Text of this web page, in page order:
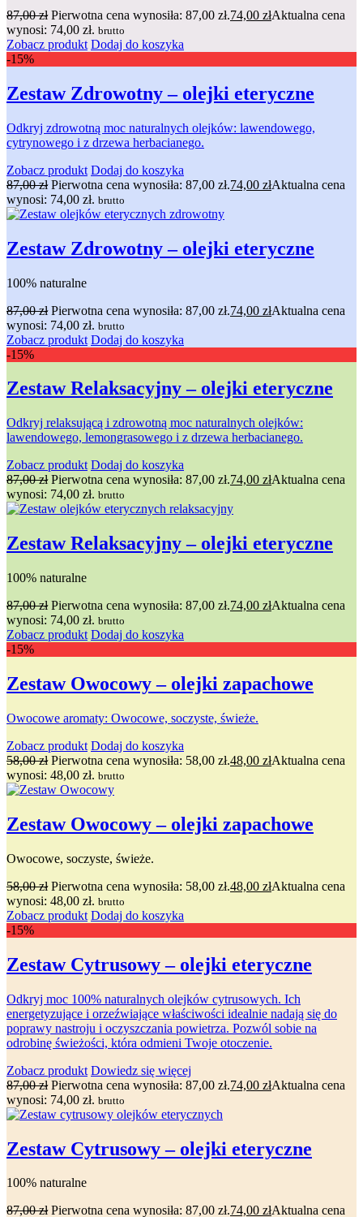
87,00zł Pierwotna cena wynosiła: 87,00 zł.74,00 złAktualna cena
wynosi: 74,00 zł. brutto
Zobacz produkt Dodaj do koszyka
-15%
Zestaw Zdrowotny – olejki eteryczne
Odkryj zdrowotną moc naturalnych olejków: lawendowego,
cytrynowego i z drzewa herbacianego.
Zobacz produkt Dodaj do koszyka
87,00zł Pierwotna cena wynosiła: 87,00 zł.74,00 złAktualna cena
wynosi: 74,00 zł. brutto
Zestaw Zdrowotny – olejki eteryczne
100% naturalne
87,00zł Pierwotna cena wynosiła: 87,00 zł.74,00 złAktualna cena
wynosi: 74,00 zł. brutto
Zobacz produkt Dodaj do koszyka
-15%
Zestaw Relaksacyjny – olejki eteryczne
Odkryj relaksującą i zdrowotną moc naturalnych olejków:
lawendowego, lemongrasowego i z drzewa herbacianego.
Zobacz produkt Dodaj do koszyka
87,00zł Pierwotna cena wynosiła: 87,00 zł.74,00 złAktualna cena
wynosi: 74,00 zł. brutto
Zestaw Relaksacyjny – olejki eteryczne
100% naturalne
87,00zł Pierwotna cena wynosiła: 87,00 zł.74,00 złAktualna cena
wynosi: 74,00 zł. brutto
Zobacz produkt Dodaj do koszyka
-15%
Zestaw Owocowy – olejki zapachowe
Owocowe aromaty: Owocowe, soczyste, świeże.
Zobacz produkt Dodaj do koszyka
58,00zł Pierwotna cena wynosiła: 58,00 zł.48,00 złAktualna cena
wynosi: 48,00 zł. brutto
Zestaw Owocowy – olejki zapachowe
Owocowe, soczyste, świeże.
58,00zł Pierwotna cena wynosiła: 58,00 zł.48,00 złAktualna cena
wynosi: 48,00 zł. brutto
Zobacz produkt Dodaj do koszyka
-15%
Zestaw Cytrusowy – olejki eteryczne
Odkryj moc 100% naturalnych olejków cytrusowych. Ich
energetyzujące i orzeźwiające właściwości idealnie nadają się do
poprawy nastroju i oczyszczania powietrza. Pozwól sobie na
odrobinę świeżości, która odmieni Twoje otoczenie.
Zobacz produkt Dowiedz się więcej
87,00zł Pierwotna cena wynosiła: 87,00 zł.74,00 złAktualna cena
wynosi: 74,00 zł. brutto
Zestaw Cytrusowy – olejki eteryczne
100% naturalne
87,00zł Pierwotna cena wynosiła: 87,00 zł.74,00 złAktualna cena